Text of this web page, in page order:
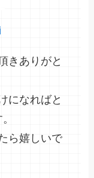
きありがと
になればと
ら嬉しいで